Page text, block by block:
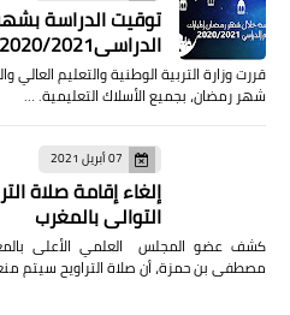
توقيت الدراسة
الدراسي2020/2021
قررت وزارة التربية الوطنية والتعليم العالي
شهر رمضان، بجميع الأسلاك التعليمية. …
07 أبريل 2021
إلغاء إقامة صلاة
التوالي بالمغرب
كشف عضو المجلس العلمي الأعلى
مصطفى بن حمزة، أن صلاة التراويح سيتم